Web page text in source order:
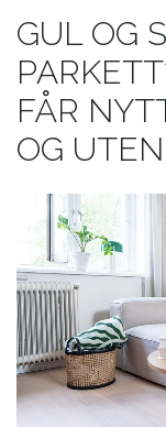
GUL OG
FÅR
OG